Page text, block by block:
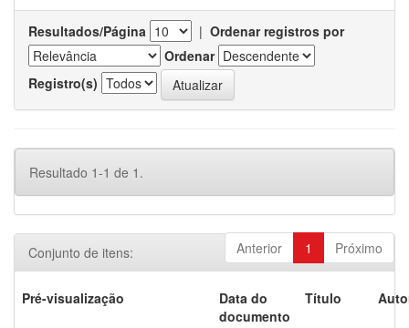
Resultados/Página | Ordenar registros por
Ordenar
Registro(s)
Resultado 1-1 de 1.
Anterior 1 Próximo
Conjunto de itens:
Pré-visualização
Data do
documento
Título